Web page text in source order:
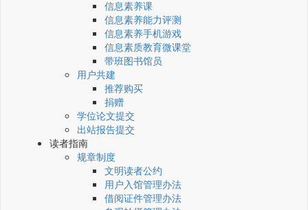
信息素养课
信息素养能力评测
信息素养手机游戏
信息素质教育微课堂
带班图书馆员
用户共建
推荐购买
捐赠
学位论文提交
出站报告提交
读者指南
规章制度
文明读者公约
用户入馆管理办法
借阅证件管理办法